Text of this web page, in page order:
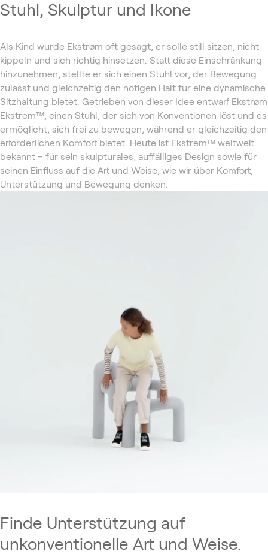
Stuhl, Skulptur und Ikone
Als Kind wurde Ekstrøm oft gesagt, er solle still sitzen, nicht
kippeln und sich richtig hinsetzen. Statt diese Einschränkung
hinzunehmen, stellte er sich einen Stuhl vor, der Bewegung
zulässt und gleichzeitig den nötigen Halt für eine dynamische
Sitzhaltung bietet. Getrieben von dieser Idee entwarf Ekstrøm
Ekstrem™, einen Stuhl, der sich von Konventionen löst und es
ermöglicht, sich frei zu bewegen, während er gleichzeitig den
erforderlichen Komfort bietet. Heute ist Ekstrem™ weltweit
bekannt – für sein skulpturales, auffälliges Design sowie für
seinen Einfluss auf die Art und Weise, wie wir über Komfort,
Unterstützung und Bewegung denken.
Finde Unterstützung auf
unkonventionelle Art und Weise.